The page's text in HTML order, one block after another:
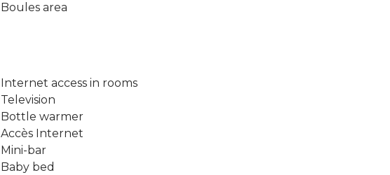
Boules area
Internet access in rooms
Television
Bottle warmer
Accès Internet
Mini-bar
Baby bed